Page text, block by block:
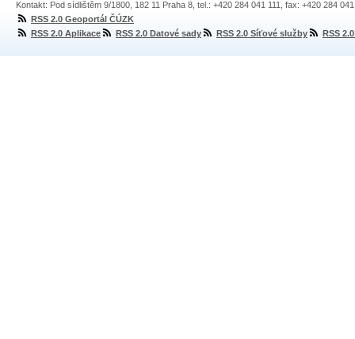
Kontakt: Pod sídlištěm 9/1800, 182 11 Praha 8, tel.: +420 284 041 111, fax: +420 284
RSS 2.0 Geoportál ČÚZK
RSS 2.0 Aplikace
RSS 2.0 Datové sady RSS 2.0 Síťové služby RSS